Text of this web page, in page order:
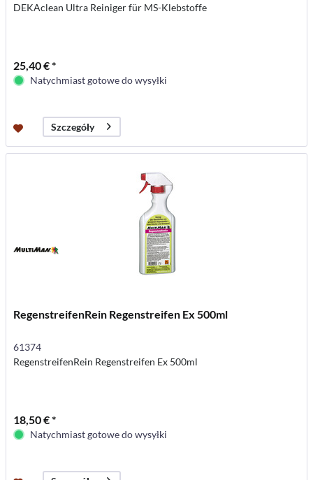
DEKAclean Ultra Reiniger für MS-Klebstoffe
25,40 € *
Natychmiast gotowe do wysyłki
Szczegóły
RegenstreifenRein Regenstreifen Ex 500ml
61374
RegenstreifenRein Regenstreifen Ex 500ml
18,50 € *
Natychmiast gotowe do wysyłki